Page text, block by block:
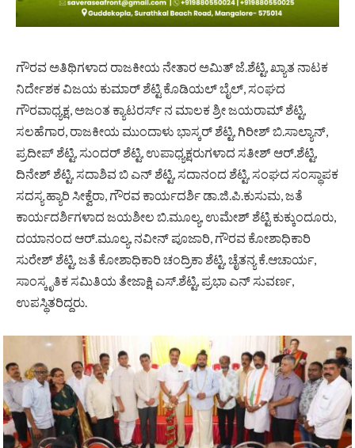
ಗೌರವ ಅತಿಥಿಗಳಾದ ರಾಜಕೀಯ ನೇತಾರ ಅಮಿತ್ ಜೆ.ಶೆಟ್ಟಿ, ಖ್ಯಾತ ನಾಟಕ
ನಿರ್ದೇಶಕ ವಿಜಯ ಕುಮಾರ್ ಶೆಟ್ಟಿ ಕೊಡಿಯಲ್ ಬೈಲ್, ಸಂಘದ
ಗೌರವಾಧ್ಯಕ್ಷ, ಅಜಂತ ಕ್ಯಾಟರರ್ಸ್ ನ ಮಾಲಕ ಶ್ರೀ ಜಯರಾಮ್ ಶೆಟ್ಟಿ,
ಸಲಹೆಗಾರ, ರಾಜಕೀಯ ಮುಂದಾಳು ಭಾಸ್ಕರ್ ಶೆಟ್ಟಿ, ಗಿರೀಶ್ ಬಿ.ಸಾಲ್ಯಾನ್,
ಪ್ರದೀಪ್ ಶೆಟ್ಟಿ, ಸುಂದರ್ ಶೆಟ್ಟಿ, ಉಪಾಧ್ಯಕ್ಷರುಗಳಾದ ಸತೀಶ್ ಆರ್.ಶೆಟ್ಟಿ,
ದಿನೇಶ್ ಶೆಟ್ಟಿ, ಸದಾಶಿವ ಬಿ ಎನ್ ಶೆಟ್ಟಿ, ಸದಾನಂದ ಶೆಟ್ಟಿ, ಸಂಘದ ಸಂಸ್ಥಾಪಕ
ಸದಸ್ಯ ಹ್ಯಾರಿ ಸೀಕ್ವೆರಾ, ಗೌರವ ಕಾರ್ಯದರ್ಶಿ ಡಾ.ಜಿ.ಪಿ.ಕುಸುಮ, ಜತೆ
ಕಾರ್ಯದರ್ಶಿಗಳಾದ ಜಯಶೀಲ ಬಿ.ಮೂಲ್ಯ, ಉಮೇಶ್ ಶೆಟ್ಟಿ ಕುಕ್ಕುಂದೂರು,
ದಯಾನಂದ ಆರ್.ಮೂಲ್ಯ, ನವೀನ್ ಪೂಜಾರಿ, ಗೌರವ ಕೋಶಾಧಿಕಾರಿ
ಸುರೇಶ್ ಶೆಟ್ಟಿ, ಜತೆ ಕೋಶಾಧಿಕಾರಿ ಚಂದ್ರಿಕಾ ಶೆಟ್ಟಿ, ಚೈತನ್ಯ ಕೆ.ಆಚಾರ್ಯ,
ಸಾಂಸ್ಕೃತಿಕ ಸಮಿತಿಯ ತೇಜಾಕ್ಷಿ ಎಸ್.ಶೆಟ್ಟಿ, ಪ್ರಭಾ ಎನ್ ಸುವರ್ಣ,
ಉಪಸ್ಥಿತರಿದ್ದರು.